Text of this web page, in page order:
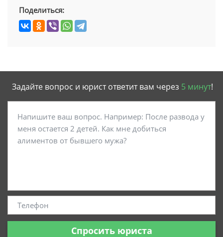
Поделиться:
Задайте вопрос и юрист ответит вам через 5 минут!
Спросить юриста